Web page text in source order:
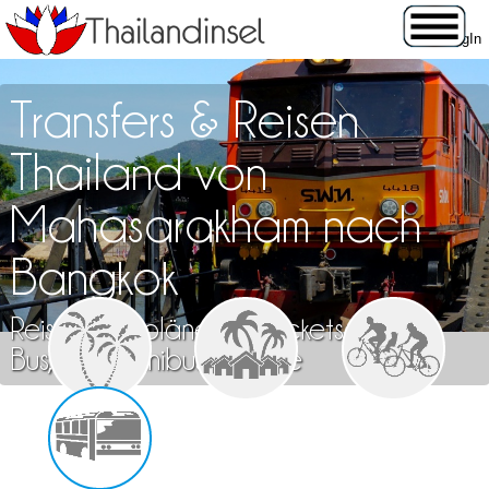
Transfers & Reisen
Thailand von
Mahasarakham nach
Bangkok
Reisen, Fahrpläne und Tickets für Zug,
Bus, Flug, Minibus & Fähre